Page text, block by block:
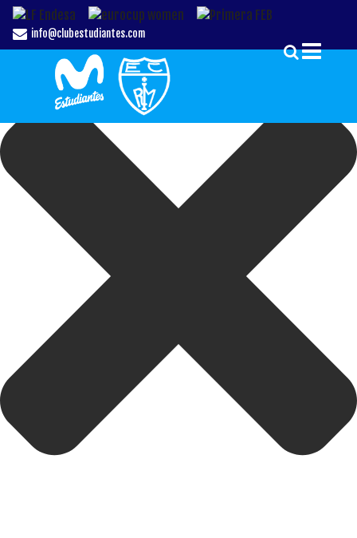
Gestionar el Consentimiento de las Cookies
info@clubestudiantes.com